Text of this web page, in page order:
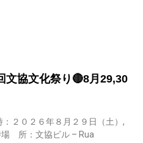
文協文化祭り🔴8月29,30
２０２６年８月２９日（土）,
所：文協ビル – Rua